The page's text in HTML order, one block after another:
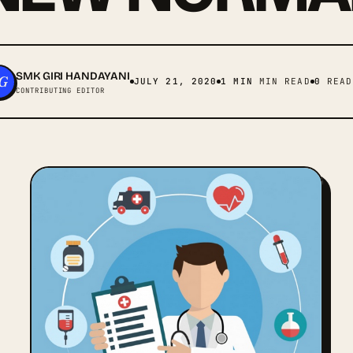
SMK GIRI HANDAYANI
CONTRIBUTING EDITOR
JULY 21, 2020 1 MIN MIN READ 0